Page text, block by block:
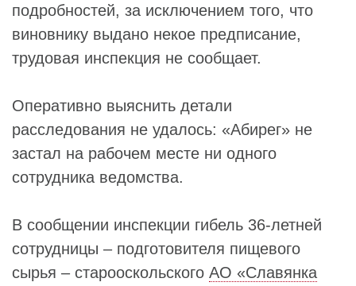
подробностей, за исключением того, что
виновнику выдано некое предписание,
трудовая инспекция не сообщает.
Оперативно выяснить детали
расследования не удалось: «Абирег» не
застал на рабочем месте ни одного
сотрудника ведомства.
В сообщении инспекции гибель 36-летней
сотрудницы – подготовителя пищевого
сырья – старооскольского АО «Славянка